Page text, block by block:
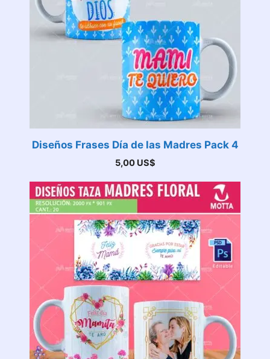
Diseños Frases Día de las Madres Pack 4
5,00 US$